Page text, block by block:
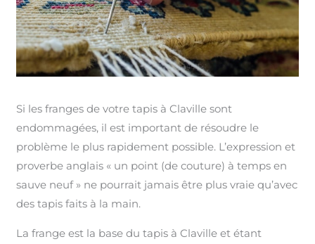
Si les franges de votre tapis à Claville sont
endommagées, il est important de résoudre le
problème le plus rapidement possible. L’expression et
proverbe anglais « un point (de couture) à temps en
sauve neuf » ne pourrait jamais être plus vraie qu’avec
des tapis faits à la main.
La frange est la base du tapis à Claville et étant